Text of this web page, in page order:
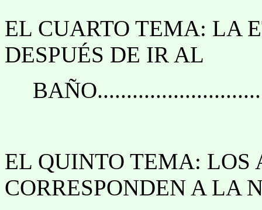
EL CUARTO TEMA: LA
DESPUÉS DE IR AL
EL QUINTO TEMA: LOS
CORRESPONDEN A LA